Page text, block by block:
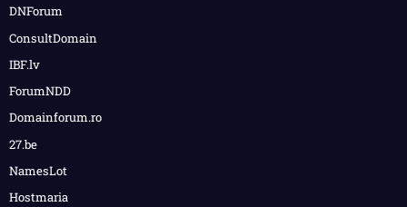
DNForum
ConsultDomain
IBF.lv
ForumNDD
Domainforum.ro
27.be
NamesLot
Hostmaria